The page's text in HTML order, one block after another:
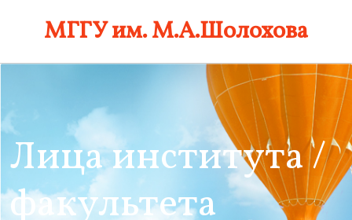
МГГУ им. М.А.Шолохова
Лица института /
факультета